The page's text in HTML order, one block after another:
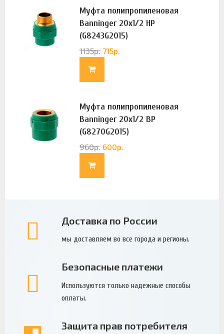
Муфта полипропиленовая
Banninger 20х1/2 НР
(G8243G2015)
1135р. 715р.
Муфта полипропиленовая
Banninger 20х1/2 ВР
(G8270G2015)
960р. 600р.
Доставка по России
мы доставляем во все города и регионы.
Безопасные платежи
Используются только надежные способы
оплаты.
Защита прав потребителя